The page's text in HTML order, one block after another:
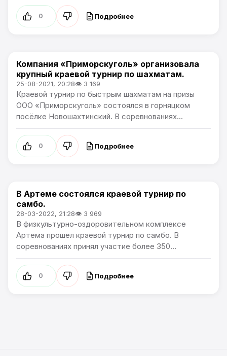
0 Подробнее
Спорт
Компания «Приморскуголь» организовала
крупный краевой турнир по шахматам.
25-08-2021, 20:28👁 3 169
Краевой турнир по быстрым шахматам на призы
ООО «Приморскуголь» состоялся в горняцком
посёлке Новошахтинский. В соревнованиях...
0 Подробнее
Спорт
В Артеме состоялся краевой турнир по
самбо.
28-03-2022, 21:28👁 3 969
В физкультурно-оздоровительном комплексе
Артема прошел краевой турнир по самбо. В
соревнованиях принял участие более 350...
0 Подробнее